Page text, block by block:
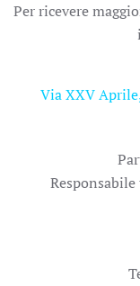
Per ricevere
Via XXV